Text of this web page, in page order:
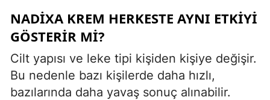
NADIXA KREM HERKESTE AYNI ETKIYI
GÖSTERIR MI?
Cilt yapısı ve leke tipi kişiden kişiye değişir.
Bu nedenle bazı kişilerde daha hızlı,
bazılarında daha yavaş sonuç alınabilir.